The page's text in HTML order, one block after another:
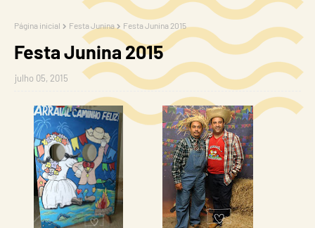
Página inicial Festa Junina Festa Junina 2015
Festa Junina 2015
julho 05, 2015